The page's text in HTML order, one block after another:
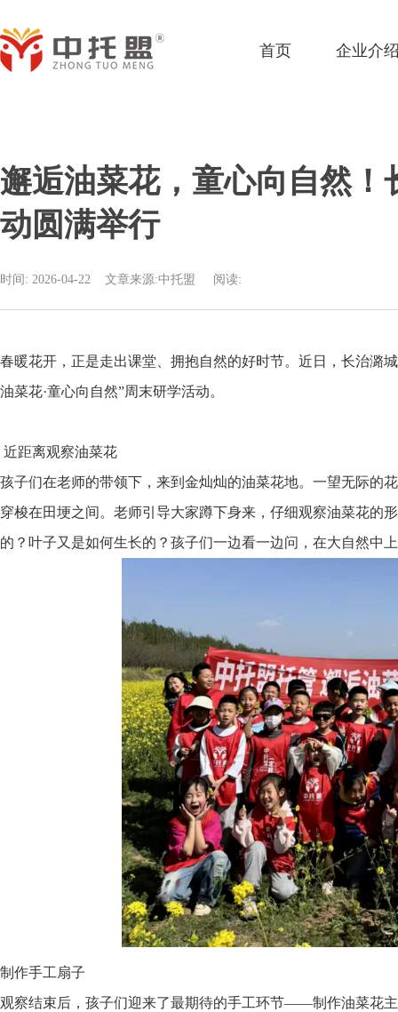
首页 企业介
邂逅油菜花，童心向自然
动圆满举行
时间: 2026-04-22 文章来源:中托盟 阅读:
春暖花开，正是走出课堂、拥抱自然的好时节。近日，长治潞
油菜花·童心向自然”周末研学活动。
近距离观察油菜花
孩子们在老师的带领下，来到金灿灿的油菜花地。一望无际的
穿梭在田埂之间。老师引导大家蹲下身来，仔细观察油菜花
的？叶子又是如何生长的？孩子们一边看一边问，在大自然中
制作手工扇子
观察结束后，孩子们迎来了最期待的手工环节——制作油菜花